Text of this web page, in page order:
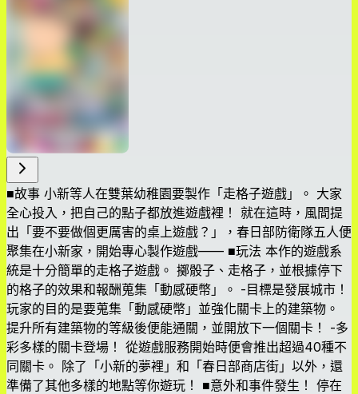
■故事 小新等人在雙葉幼稚園要製作「走格子遊戲」。 大家
全心投入，把自己的點子都放進遊戲裡！ 就在這時，風間提
出「要不要做個更厲害的桌上遊戲？」，春日部防衛隊五人便
聚集在小新家，開始專心製作遊戲—— ■玩法 本作的遊戲系
統是十分簡單的走格子遊戲。 擲骰子、走格子，並根據停下
的格子的效果和報酬蒐集「動感硬幣」。 -目標是發展城市！
玩家的目的是要蒐集「動感硬幣」並強化關卡上的建築物。
提升所有建築物的等級後便能通關，並開放下一個關卡！ -多
彩多樣的關卡登場！ 從遊戲服務開始時便會推出超過40種不
同關卡。 除了「小新的夢裡」和「春日部商店街」以外，還
準備了其他多樣的地點等你遊玩！ ■意外和事件發生！ 停在